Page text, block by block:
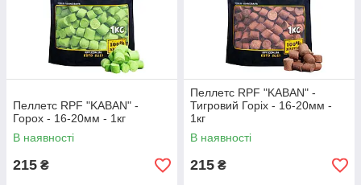
Пеллетс RPF "KABAN" -
Горох - 16-20мм - 1кг
В наявності
215 ₴
Пеллетс RPF "KABAN" -
Тигровий Горіх - 16-20мм -
1кг
В наявності
215 ₴